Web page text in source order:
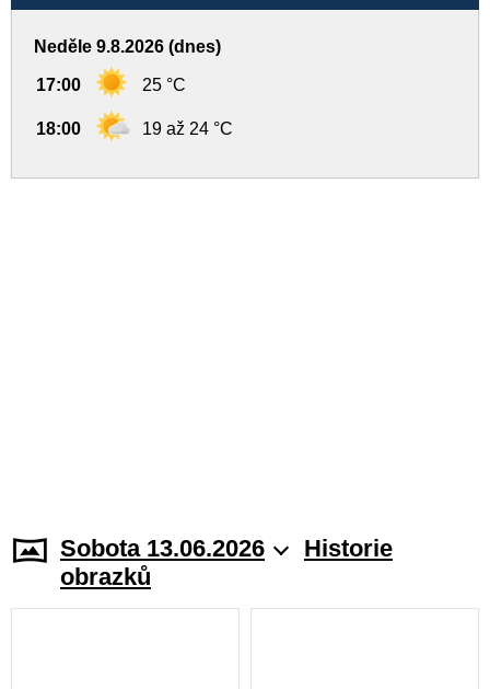
Neděle 9.8.2026 (dnes)
17:00 25 °C
18:00 19 až 24 °C
Sobota 13.06.2026
Historie
obrazků